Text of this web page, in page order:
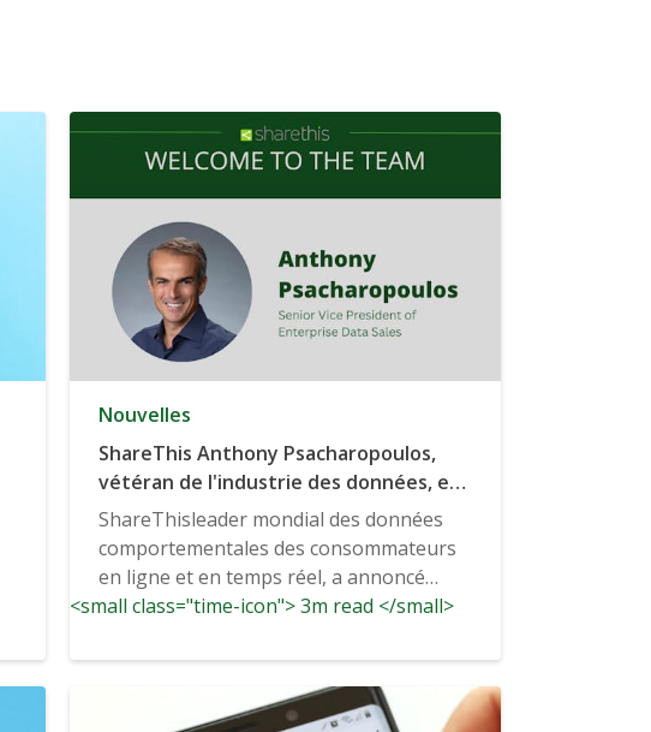
Nouvelles
ShareThis Anthony Psacharopoulos,
vétéran de l'industrie des données, est
nommé vice-président directeur des
ventes de données d'entreprise.
ShareThisleader mondial des données
comportementales des consommateurs
en ligne et en temps réel, a annoncé
aujourd'hui l'embauche d'Anthony...
<small class="time-icon"> 3m read </small>